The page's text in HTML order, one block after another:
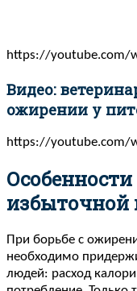
https://youtube.com/
Видео:
ожирении у
https://youtube.com/
избыточной
При борьбе с
необходимо
людей: расход